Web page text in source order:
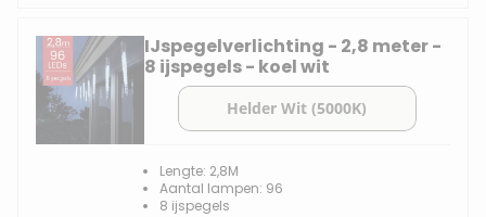
IJspegelverlichting - 2,8 meter -
8 ijspegels - koel wit
Lengte: 2,8M
Aantal lampen: 96
8 ijspegels